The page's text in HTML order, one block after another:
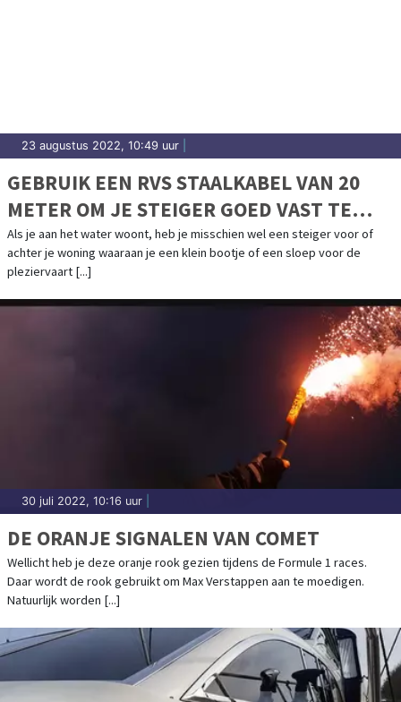
23 augustus 2022, 10:49 uur
GEBRUIK EEN RVS STAALKABEL VAN 20
METER OM JE STEIGER GOED VAST TE
ZETTEN
Als je aan het water woont, heb je misschien wel een steiger voor of
achter je woning waaraan je een klein bootje of een sloep voor de
pleziervaart [...]
30 juli 2022, 10:16 uur
DE ORANJE SIGNALEN VAN COMET
Wellicht heb je deze oranje rook gezien tijdens de Formule 1 races.
Daar wordt de rook gebruikt om Max Verstappen aan te moedigen.
Natuurlijk worden [...]